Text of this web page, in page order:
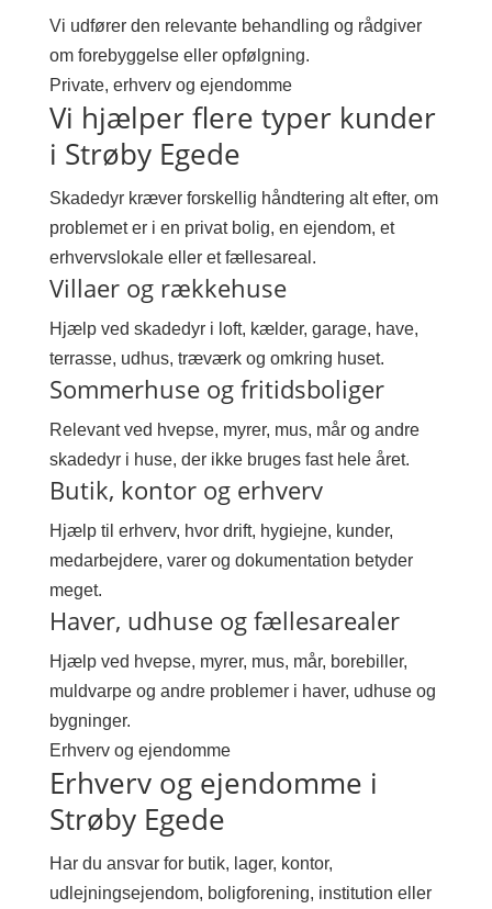
Vi udfører den relevante behandling og rådgiver
om forebyggelse eller opfølgning.
Private, erhverv og ejendomme
Vi hjælper flere typer kunder
i Strøby Egede
Skadedyr kræver forskellig håndtering alt efter, om
problemet er i en privat bolig, en ejendom, et
erhvervslokale eller et fællesareal.
Villaer og rækkehuse
Hjælp ved skadedyr i loft, kælder, garage, have,
terrasse, udhus, træværk og omkring huset.
Sommerhuse og fritidsboliger
Relevant ved hvepse, myrer, mus, mår og andre
skadedyr i huse, der ikke bruges fast hele året.
Butik, kontor og erhverv
Hjælp til erhverv, hvor drift, hygiejne, kunder,
medarbejdere, varer og dokumentation betyder
meget.
Haver, udhuse og fællesarealer
Hjælp ved hvepse, myrer, mus, mår, borebiller,
muldvarpe og andre problemer i haver, udhuse og
bygninger.
Erhverv og ejendomme
Erhverv og ejendomme i
Strøby Egede
Har du ansvar for butik, lager, kontor,
udlejningsejendom, boligforening, institution eller